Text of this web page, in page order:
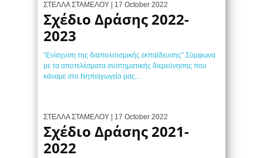
ΣΤΕΛΛΑ ΣΤΑΜΕΛΟΥ | 17 October 2022
Σχέδιο Δράσης 2022-
2023
“Ενίσχυση της διαπολιτισμικής εκπαίδευσης” Σύμφωνα
με τα αποτελέσματα συστηματικής διερεύνησης που
κάναμε στο Νηπιαγωγείο μας...
ΣΤΕΛΛΑ ΣΤΑΜΕΛΟΥ | 17 October 2022
Σχέδιο Δράσης 2021-
2022